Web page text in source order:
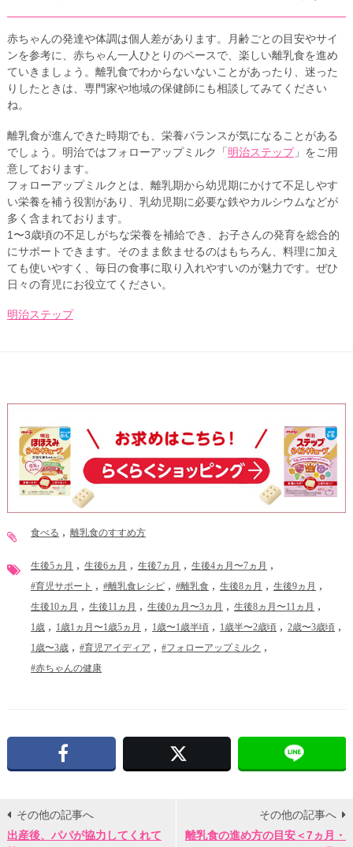
赤ちゃんの発達や体調は個人差があります。月齢ごとの目安やサイ
ンを参考に、赤ちゃん一人ひとりのペースで、楽しい離乳食を進め
ていきましょう。離乳食でわからないないことがあったり、迷った
りしたときは、専門家や地域の保健師にも相談してみてください
ね。
離乳食が進んできた時期でも、栄養バランスが気になることがある
でしょう。明治ではフォローアップミルク「明治ステップ」をご用
意しております。
フォローアップミルクとは、離乳期から幼児期にかけて不足しやす
い栄養を補う役割があり、乳幼児期に必要な鉄やカルシウムなどが
多く含まれております。
1〜3歳頃の不足しがちな栄養を補給でき、お子さんの発育を総合的
にサポートできます。そのまま飲ませるのはもちろん、料理に加え
ても使いやすく、毎日の食事に取り入れやすいのが魅力です。ぜひ
日々の育児にお役立てください。
明治ステップ
食べる 離乳食のすすめ方
生後5ヵ月 生後6ヵ月 生後7ヵ月 生後4ヵ月〜7ヵ月
#育児サポート #離乳食レシピ #離乳食 生後8ヵ月 生後9ヵ月
生後10ヵ月 生後11ヵ月 生後0ヵ月〜3ヵ月 生後8ヵ月〜11ヵ月
1歳 1歳1ヵ月〜1歳5ヵ月 1歳〜1歳半頃 1歳半〜2歳頃 2歳〜3歳頃
1歳〜3歳 #育児アイディア #フォローアップミルク
#赤ちゃんの健康
その他の記事へ
出産後、パパが協力してくれて
その他の記事へ
離乳食の進め方の目安＜7ヵ月・